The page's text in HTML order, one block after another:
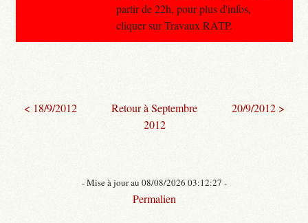
partir de 22h, pour plus d'infos,
cliquer sur Travaux RATP.
< 18/9/2012
Retour à Septembre
2012
20/9/2012 >
- Mise à jour au 08/08/2026 03:12:27 -
Permalien